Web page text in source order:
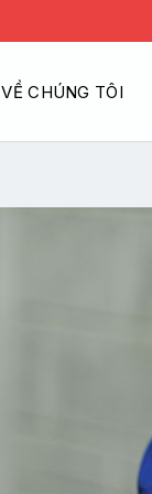
VỀ CHÚNG TÔI